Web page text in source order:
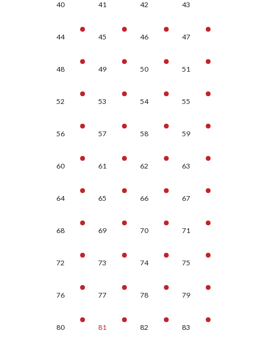
40 41 42 43
44 45 46 47
48 49 50 51
52 53 54 55
56 57 58 59
60 61 62 63
64 65 66 67
68 69 70 71
72 73 74 75
76 77 78 79
80 81 82 83